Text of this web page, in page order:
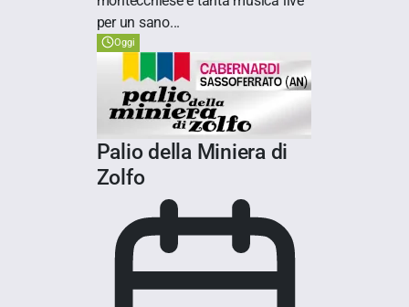
per un sano...
Oggi
Palio della Miniera di
Zolfo